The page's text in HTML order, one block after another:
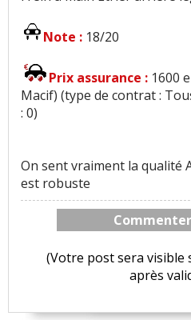
Note : 18/20
Prix assurance : 1600
Macif) (type de contrat :
: 0)
On sent vraiment la qualité
est robuste
(Votre post sera visible
après